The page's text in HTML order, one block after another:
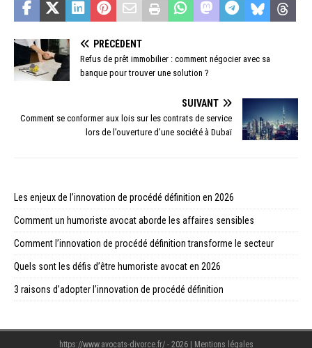
PRÉCÉDENT
Refus de prêt immobilier : comment négocier avec sa
banque pour trouver une solution ?
SUIVANT
Comment se conformer aux lois sur les contrats de service
lors de l’ouverture d’une société à Dubaï
Les enjeux de l’innovation de procédé définition en 2026
Comment un humoriste avocat aborde les affaires sensibles
Comment l’innovation de procédé définition transforme le secteur
Quels sont les défis d’être humoriste avocat en 2026
3 raisons d’adopter l’innovation de procédé définition
https://www.avocats-divorce.fr/ - 2026 Mentions légales